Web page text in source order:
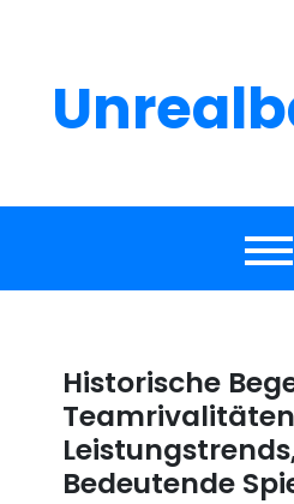
Historische
Bedeutende